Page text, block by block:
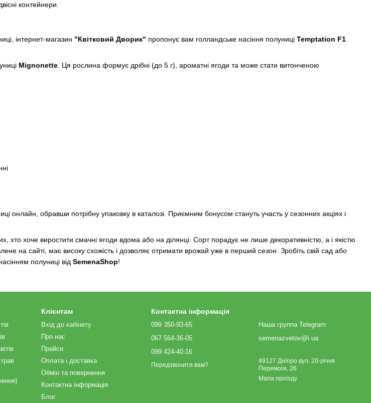
контейнери.
інтернет-магазин "Квітковий Дворик" пропонує вам голландське насіння полуниці Temptation F1
Mignonette. Ця рослина формує дрібні (до 5 г), ароматні ягоди та може стати витонченою
онлайн, обравши потрібну упаковку в каталозі. Приємним бонусом стануть участь у сезонних акціях і
хто хоче виростити смачні ягоди вдома або на ділянці. Сорт порадує не лише декоративністю, а і якістю
на сайті, має високу схожість і дозволяє отримати врожай уже в перший сезон. Зробіть свій сад або
полуниці від SemenaShop!
Клієнтам
Вхід до кабінету
Про нас
Прайси
Оплата і доставка
Обмін та повернення
Контактна інформація
Блог
Контактна інформація
099 350-93-65
067 564-36-05
099 424-40-16
Передзвонити вам?
Наша группа Telegram
semenazvetov@i.ua
49127 Дніпро вул. 20-річчя
Перемоги, 26
Мапа проїзду